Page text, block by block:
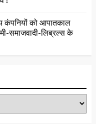
कंपनियों को आपातकाल
समाजवादी-लिब्रल्स के